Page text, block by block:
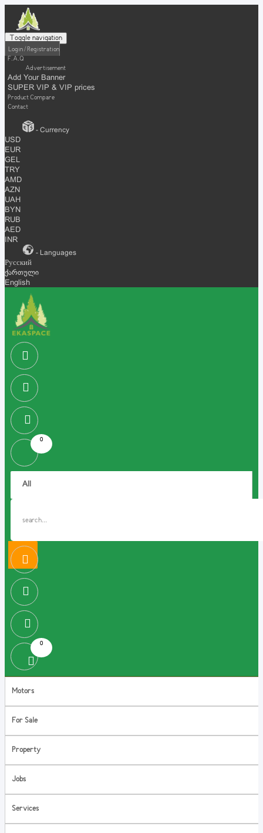
Toggle navigation
Login / Registration
F.A.Q
Advertisement
Add Your Banner
SUPER VIP & VIP prices
Product Compare
Contact
- Currency
USD
EUR
GEL
TRY
AMD
AZN
UAH
BYN
RUB
AED
INR
- Languages
Русский
ქართული
English
0
0
Motors
For Sale
Property
Jobs
Services